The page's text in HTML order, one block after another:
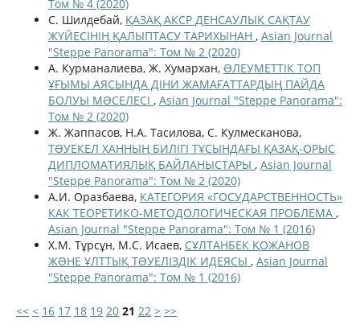
Том № 4 (2020)
С. Шилдебай, ҚАЗАҚ АКСР ДЕНСАУЛЫҚ САҚТАУ
ЖҮЙЕСІНІҢ ҚАЛЫПТАСУ ТАРИХЫНАН , Asian Journal
"Steppe Panorama": Том № 2 (2020)
А. Курманалиева, Ж. Хумархан, ƏЛЕУМЕТТІК ТОП
ҰҒЫМЫ АЯСЫНДА ДІНИ ЖАМАҒАТТАРДЫҢ ПАЙДА
БОЛУЫ МƏСЕЛЕСІ , Asian Journal "Steppe Panorama":
Том № 2 (2020)
Ж. Жаппасов, Н.А. Тасилова, С. Кулмесканова,
ТƏУЕКЕЛ ХАННЫҢ БИЛІГІ ТҰСЫНДАҒЫ ҚАЗАҚ-ОРЫС
ДИПЛОМАТИЯЛЫҚ БАЙЛАНЫСТАРЫ , Asian Journal
"Steppe Panorama": Том № 2 (2020)
А.И. Оразбаева, КАТЕГОРИЯ «ГОСУДАРСТВЕННОСТЬ»
КАК ТЕОРЕТИКО-МЕТОДОЛОГИЧЕСКАЯ ПРОБЛЕМА ,
Asian Journal "Steppe Panorama": Том № 1 (2016)
Х.М. Тұрсұн, М.С. Исаев, СҰЛТАНБЕК ҚОЖАНОВ
ЖƏНЕ ҰЛТТЫҚ ТƏУЕЛІЗДІК ИДЕЯСЫ , Asian Journal
"Steppe Panorama": Том № 1 (2016)
<< < 16 17 18 19 20 21 22 > >>